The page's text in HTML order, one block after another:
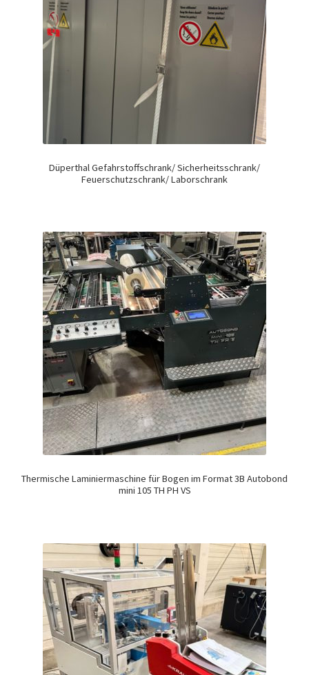
Düperthal Gefahrstoffschrank/ Sicherheitsschrank/
Feuerschutzschrank/ Laborschrank
Thermische Laminiermaschine für Bogen im Format 3B Autobond
mini 105 TH PH VS